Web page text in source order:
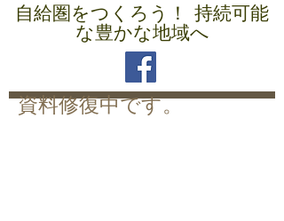
自給圏をつくろう！ 持続可能
な豊かな地域へ
​資料修復中です。